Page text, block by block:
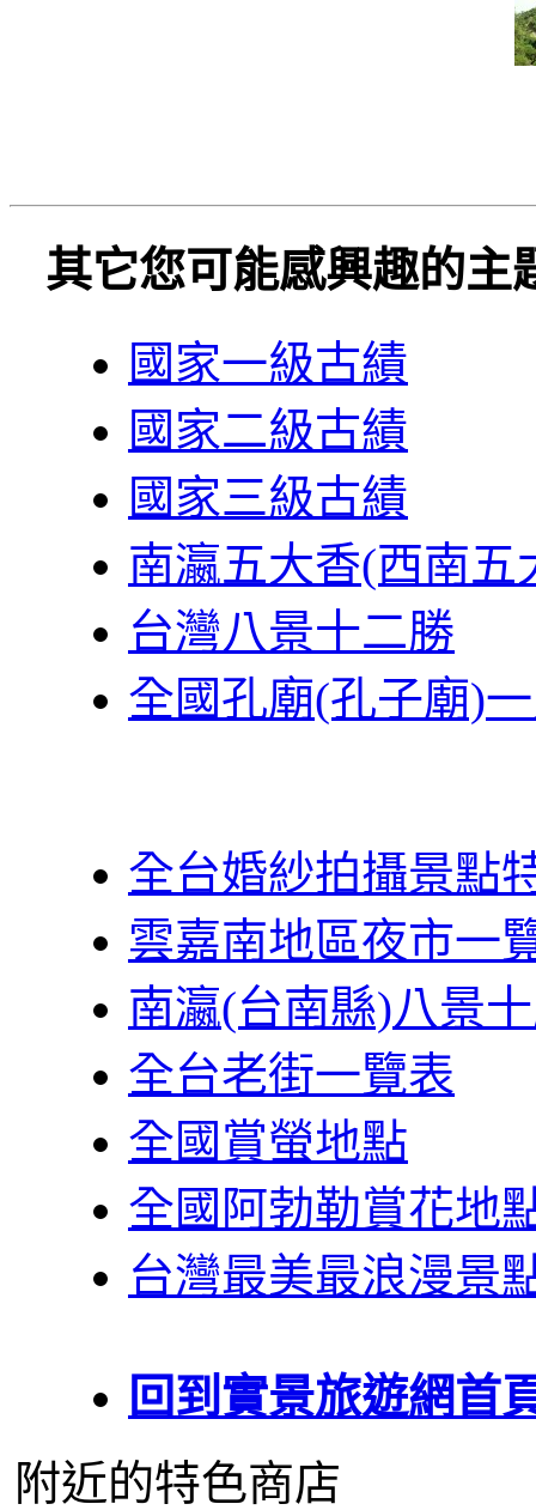
其它您可能感興趣的主
國家一級古績
國家二級古績
國家三級古績
南瀛五大香(西南五
台灣八景十二勝
全國孔廟(孔子廟)
全台婚紗拍攝景點
雲嘉南地區夜市一
南瀛(台南縣)八景
全台老街一覽表
全國賞螢地點
全國阿勃勒賞花地
台灣最美最浪漫景
回到實景旅遊網首
附近的特色商店